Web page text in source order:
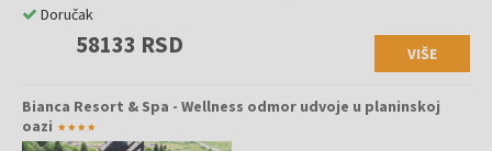
58133 RSD VIŠE
Doručak
Bianca Resort & Spa - Wellness odmor udvoje u planinskoj
oazi